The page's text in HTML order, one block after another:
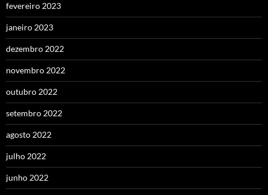
fevereiro 2023
janeiro 2023
dezembro 2022
novembro 2022
outubro 2022
setembro 2022
agosto 2022
julho 2022
junho 2022